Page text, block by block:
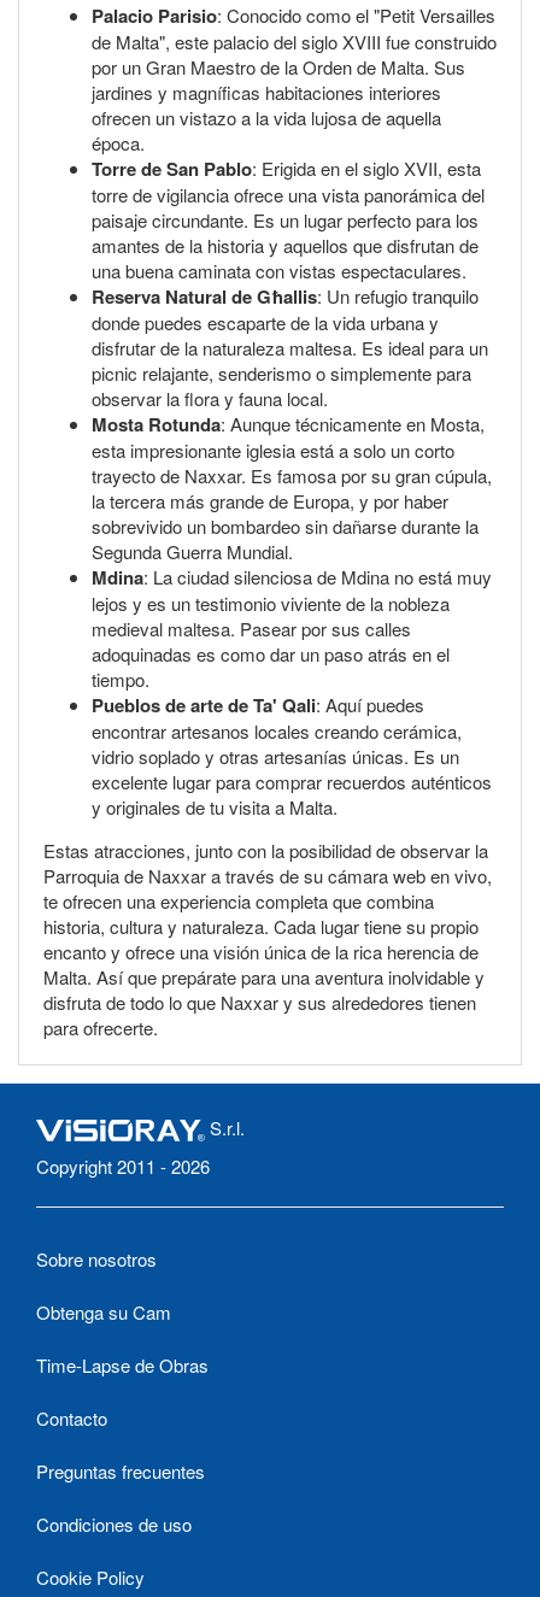
Palacio Parisio: Conocido como el "Petit Versailles
de Malta", este palacio del siglo XVIII fue construido
por un Gran Maestro de la Orden de Malta. Sus
jardines y magníficas habitaciones interiores
ofrecen un vistazo a la vida lujosa de aquella
época.
Torre de San Pablo: Erigida en el siglo XVII, esta
torre de vigilancia ofrece una vista panorámica del
paisaje circundante. Es un lugar perfecto para los
amantes de la historia y aquellos que disfrutan de
una buena caminata con vistas espectaculares.
Reserva Natural de Għallis: Un refugio tranquilo
donde puedes escaparte de la vida urbana y
disfrutar de la naturaleza maltesa. Es ideal para un
picnic relajante, senderismo o simplemente para
observar la flora y fauna local.
Mosta Rotunda: Aunque técnicamente en Mosta,
esta impresionante iglesia está a solo un corto
trayecto de Naxxar. Es famosa por su gran cúpula,
la tercera más grande de Europa, y por haber
sobrevivido un bombardeo sin dañarse durante la
Segunda Guerra Mundial.
Mdina: La ciudad silenciosa de Mdina no está muy
lejos y es un testimonio viviente de la nobleza
medieval maltesa. Pasear por sus calles
adoquinadas es como dar un paso atrás en el
tiempo.
Pueblos de arte de Ta' Qali: Aquí puedes
encontrar artesanos locales creando cerámica,
vidrio soplado y otras artesanías únicas. Es un
excelente lugar para comprar recuerdos auténticos
y originales de tu visita a Malta.
Estas atracciones, junto con la posibilidad de observar la
Parroquia de Naxxar a través de su cámara web en vivo,
te ofrecen una experiencia completa que combina
historia, cultura y naturaleza. Cada lugar tiene su propio
encanto y ofrece una visión única de la rica herencia de
Malta. Así que prepárate para una aventura inolvidable y
disfruta de todo lo que Naxxar y sus alrededores tienen
para ofrecerte.
S.r.l.
Copyright 2011 - 2026
Sobre nosotros
Obtenga su Cam
Time-Lapse de Obras
Contacto
Preguntas frecuentes
Condiciones de uso
Cookie Policy